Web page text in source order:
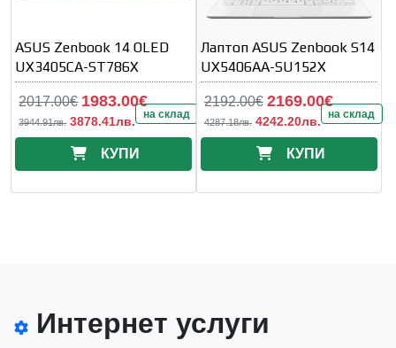
ASUS Zenbook 14 OLED
UX3405CA-ST786X
2017.00€ 1983.00€
3944.91лв. 3878.41лв. на склад
КУПИ
Лаптоп ASUS Zenbook S14
UX5406AA-SU152X
2192.00€ 2169.00€
4287.18лв. 4242.20лв. на склад
КУПИ
Интернет услуги